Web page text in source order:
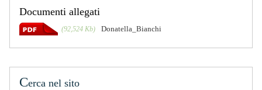
Documenti allegati
(92,524 Kb) Donatella_Bianchi
Cerca nel sito